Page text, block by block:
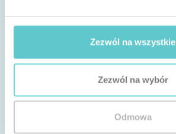
Zezwól na wszystkie
Zezwól na wybór
Odmowa